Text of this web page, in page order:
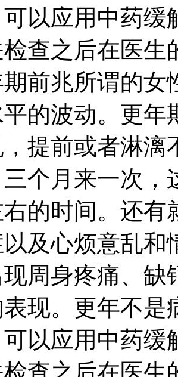
以应用中药
查之后在医生
前兆所谓的女
的波动。更年
，提前或者淋
个月来一次，
的时间。还有
及心烦意乱和
周身疼痛、
现。更年不是
以应用中药
查之后在医生